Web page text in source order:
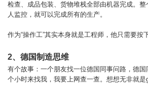
检查、成品包装、货物堆栈全部由机器完成。
人监控，就可以完成所有的生产。
作为“操作工”其实本身就是工程师，他只需要按
2、德国制造思维
有个故事：一个朋友找一位德国同事问路，德
个小时来找我，我要上网查一查。想想无非就